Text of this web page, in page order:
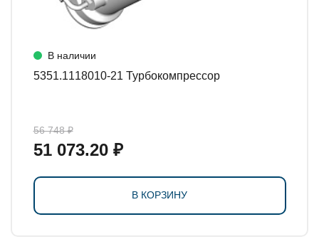
В наличии
5351.1118010-21 Турбокомпрессор
56 748 ₽
51 073.20 ₽
В КОРЗИНУ